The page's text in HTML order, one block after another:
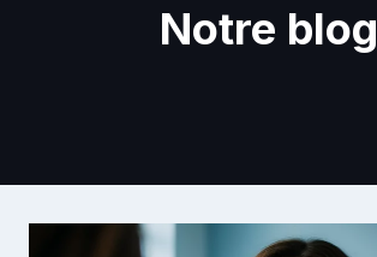
Notre blog